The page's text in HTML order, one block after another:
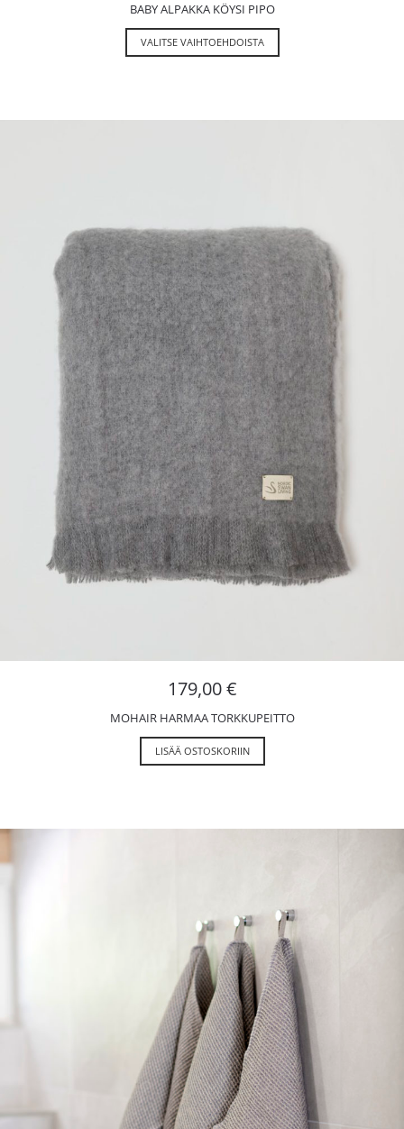
BABY ALPAKKA KÖYSI PIPO
VALITSE VAIHTOEHDOISTA
179,00€
MOHAIR HARMAA TORKKUPEITTO
LISÄÄ OSTOSKORIIN